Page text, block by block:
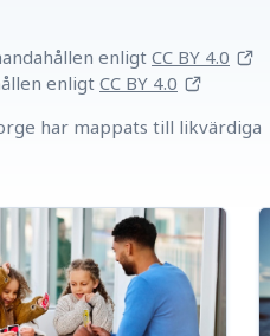
enligt CC BY 4.0
enligt CC BY 4.0
har mappats till likvärdiga